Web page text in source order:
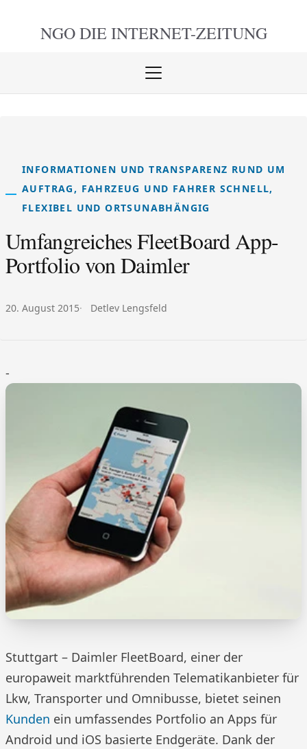
NGO DIE INTERNET-ZEITUNG
Menü
INFORMATIONEN UND TRANSPARENZ RUND UM
AUFTRAG, FAHRZEUG UND FAHRER SCHNELL,
FLEXIBEL UND ORTSUNABHÄNGIG
Umfangreiches FleetBoard App-
Portfolio von Daimler
Veröffentlicht am:
20. August 2015 Autor:
Detlev Lengsfeld
-
Stuttgart – Daimler FleetBoard, einer der
europaweit marktführenden Tele­matikanbieter für
Lkw, Transporter und Omnibusse, bietet seinen
Kunden ein umfassendes Portfolio an Apps für
Android und iOS basierte Endgeräte. Dank der